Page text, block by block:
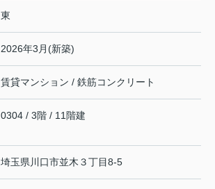
東
2026年3月(新築)
賃貸マンション / 鉄筋コンクリート
0304 / 3階 / 11階建
埼玉県 川口市並木 ３丁目8-5